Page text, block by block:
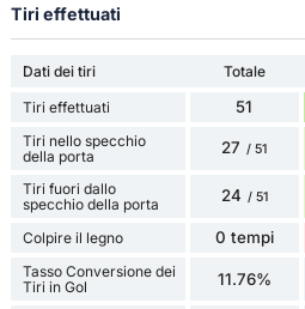
Tiri effettuati
Dati dei tiri Totale
Tiri effettuati
51
Tiri nello specchio
della porta
27 / 51
Tiri fuori dallo
specchio della porta
24 / 51
Colpire il legno 0 tempi
Tasso Conversione dei
Tiri in Gol
11.76%